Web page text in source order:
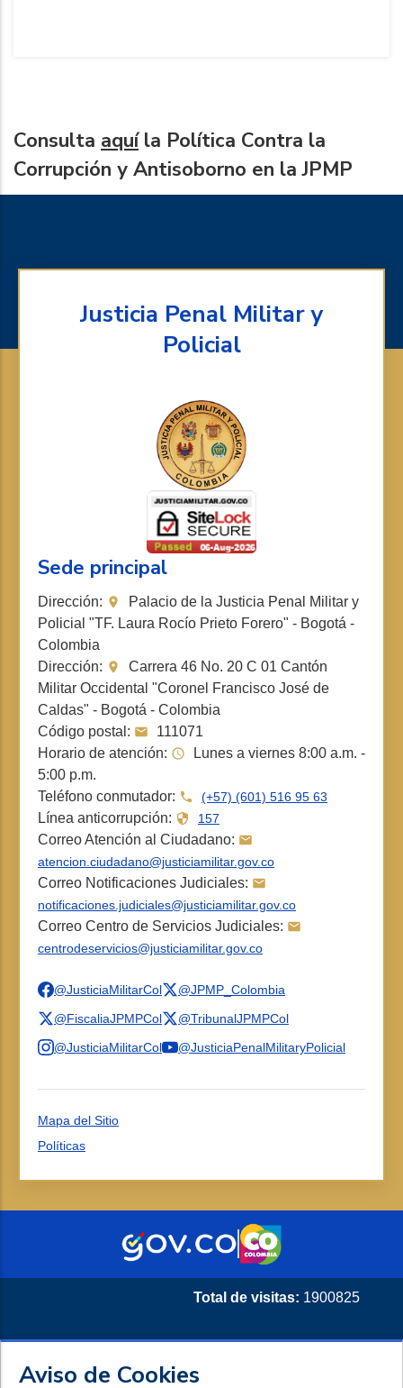
Consulta aquíla Política Contra la
Corrupción y Antisoborno en la JPMP
Aviso de Cookies
Justicia Penal Militar y
Policial
Sede principal
Dirección:
Palacio de la Justicia Penal Militar y
Policial "TF. Laura Rocío Prieto Forero" - Bogotá -
Colombia
Dirección:
Carrera 46 No. 20 C 01 Cantón
Militar Occidental "Coronel Francisco José de
Caldas" - Bogotá - Colombia
Código postal:
111071
Horario de atención:
Lunes a viernes 8:00 a.m. -
5:00 p.m.
Teléfono conmutador:
(+57) (601) 516 95 63
Línea anticorrupción: 157
Correo Atención al Ciudadano:
atencion.ciudadano@justiciamilitar.gov.co
Correo Notificaciones Judiciales:
notificaciones.judiciales@justiciamilitar.gov.co
Correo Centro de Servicios Judiciales:
centrodeservicios@justiciamilitar.gov.co
@JusticiaMilitarCol
@JPMP_Colombia
@FiscaliaJPMPCol
@TribunalJPMPCol
@JusticiaMilitarCol
@JusticiaPenalMilitaryPolicial
Mapa del Sitio
Políticas
Total de visitas: 1900825